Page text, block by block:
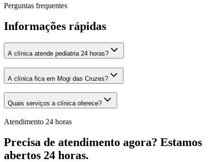
Perguntas frequentes
Informações rápidas
A clínica atende pediatria 24 horas?
A clínica fica em Mogi das Cruzes?
Quais serviços a clínica oferece?
Atendimento 24 horas
Precisa de atendimento agora? Estamos
abertos 24 horas.